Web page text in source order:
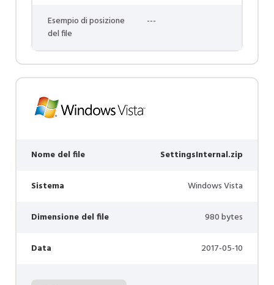
Esempio di posizione
del file
---
Nome del file SettingsInternal.zip
Sistema Windows Vista
Dimensione del file 980 bytes
Data 2017-05-10